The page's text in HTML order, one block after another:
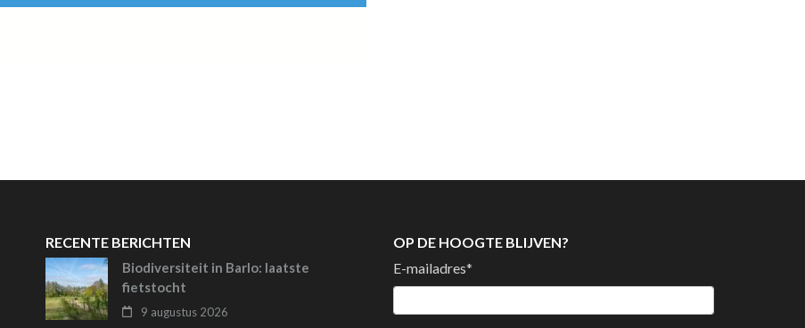
RECENTE BERICHTEN
Biodiversiteit in Barlo: laatste
fietstocht
9 augustus 2026
OP DE HOOGTE BLIJVEN?
E-mailadres*